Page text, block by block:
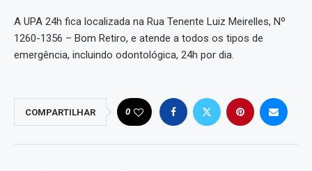
A UPA 24h fica localizada na Rua Tenente Luiz Meirelles, Nº
1260-1356 – Bom Retiro, e atende a todos os tipos de
emergência, incluindo odontológica, 24h por dia.
COMPARTILHAR 0